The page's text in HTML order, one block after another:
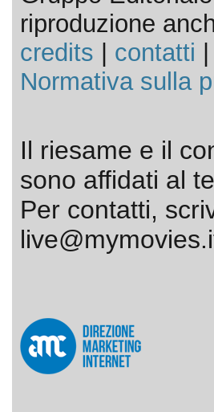
riproduzione
credits
contatti
Normativa sulla
Il riesame e il
sono affidati al
Per contatti,